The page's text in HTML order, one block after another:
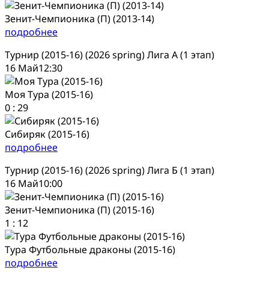
Зенит-Чемпионика (П) (2013-14)
подробнее
Турнир (2015-16) (2026 spring) Лига А (1 этап)
16 Май12:30
Моя Тура (2015-16)
0 : 29
Сибиряк (2015-16)
подробнее
Турнир (2015-16) (2026 spring) Лига Б (1 этап)
16 Май10:00
Зенит-Чемпионика (П) (2015-16)
1 : 12
Тура Футбольные драконы (2015-16)
подробнее